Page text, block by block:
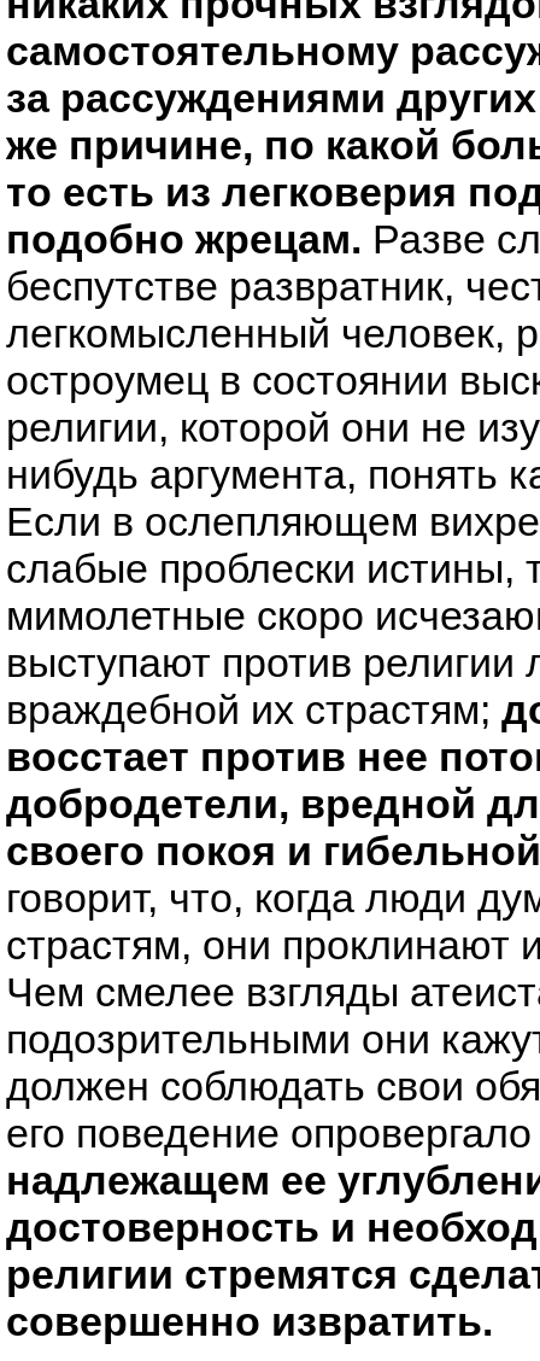
самостоятельному
за рассуждениями
же причине, по какой
то есть из легковерия
подобно жрецам. Разве
беспутстве развратник,
легкомысленный человек,
остроумец в состоянии
религии, которой они не
нибудь аргумента, понять
Если в ослепляющем
слабые проблески истины,
мимолетные скоро
выступают против
враждебной их страстям;
восстает против нее
добродетели, вредной
своего покоя и
говорит, что, когда люди
страстям, они проклинают
Чем смелее взгляды
подозрительными они
должен соблюдать свои
его поведение
надлежащем ее
достоверность и
религии стремятся
совершенно извратить.